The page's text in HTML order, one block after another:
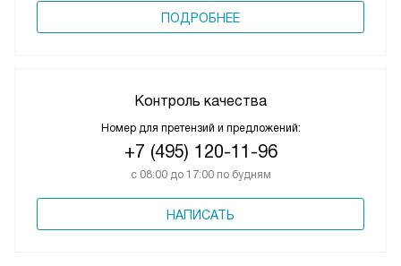
ПОДРОБНЕЕ
Контроль качества
Номер для претензий и предложений:
+7 (495) 120-11-96
с 08:00 до 17:00 по будням
НАПИСАТЬ